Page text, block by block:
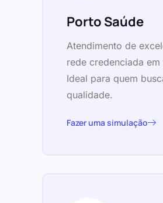
Porto Saúde
Atendimento de
rede credenciada
Ideal para quem
qualidade.
Fazer uma simulação